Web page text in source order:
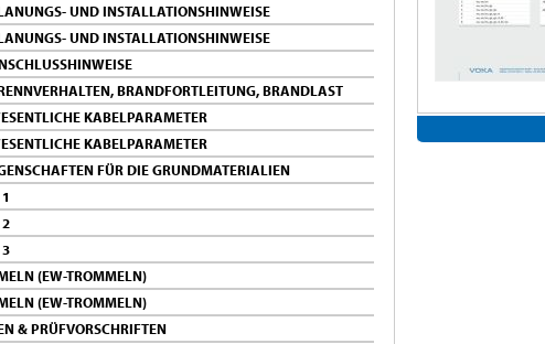
UND INSTALLATIONSHINWEISE
UND INSTALLATIONSHINWEISE
BRANDFORTLEITUNG, BRANDLAST
KABELPARAMETER
KABELPARAMETER
FÜR DIE GRUNDMATERIALIEN
(EW-TROMMELN)
(EW-TROMMELN)
& PRÜFVORSCHRIFTEN